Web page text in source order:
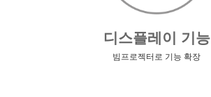
디스플레이 기능
빔프로젝터로 기능 확장